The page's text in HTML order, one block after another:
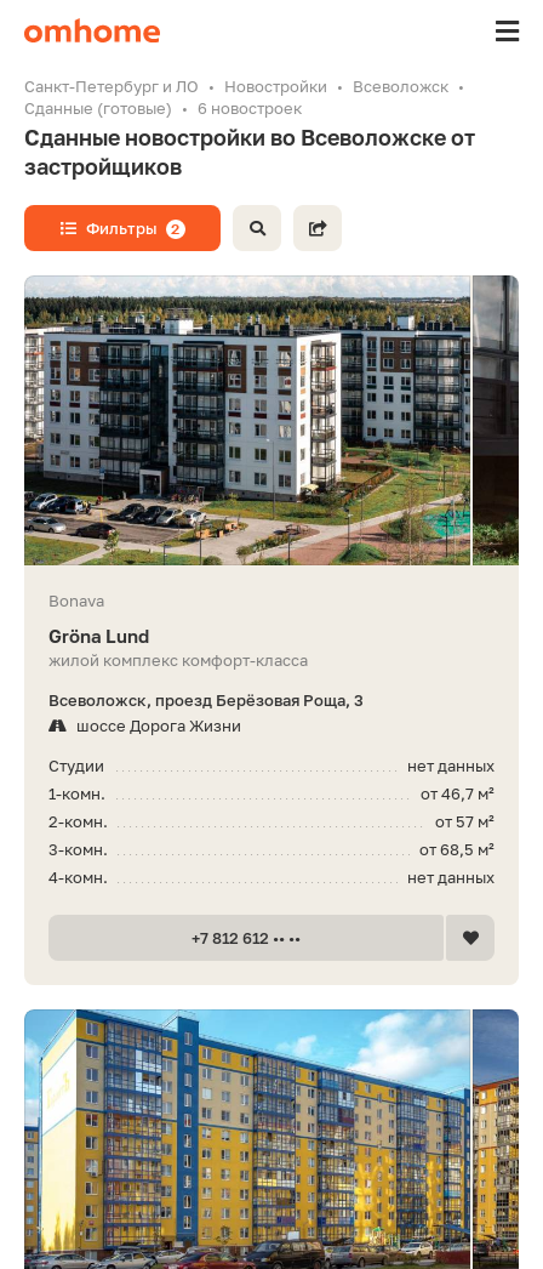
Санкт-Петербург и ЛО Новостройки
Всеволожск
Сданные (готовые)
6 новостроек
Сданные новостройки во Всеволожске от
застройщиков
Фильтры 2
Bonava
Gröna Lund
жилой комплекс комфорт-класса
Всеволожск, проезд Берёзовая Роща, 3
шоссе Дорога Жизни
нет данных
Студии
от 46,7 м²
1-комн.
от 57 м²
2-комн.
от 68,5 м²
3-комн.
нет данных
4-комн.
+7 812 612 •• ••